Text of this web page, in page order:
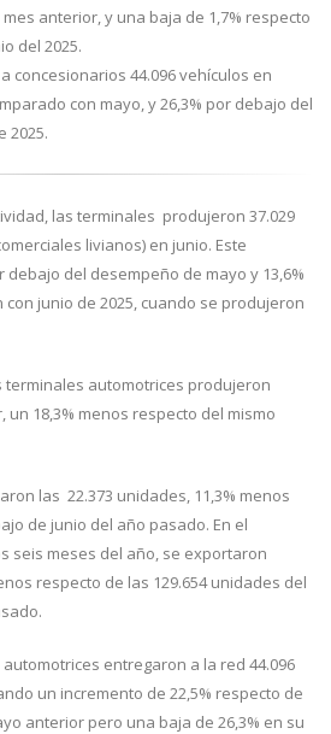
anterior, y una baja de 1,7% respecto
del 2025.
concesionarios 44.096 vehículos en
con mayo, y 26,3% por debajo del
2025.
las terminales produjeron 37.029
livianos) en junio. Este
debajo del desempeño de mayo y 13,6%
junio de 2025, cuando se produjeron
terminales automotrices produjeron
un 18,3% menos respecto del mismo
las 22.373 unidades, 11,3% menos
de junio del año pasado. En el
seis meses del año, se exportaron
respecto de las 129.654 unidades del
entregaron a la red 44.096
un incremento de 22,5% respecto de
anterior pero una baja de 26,3% en su